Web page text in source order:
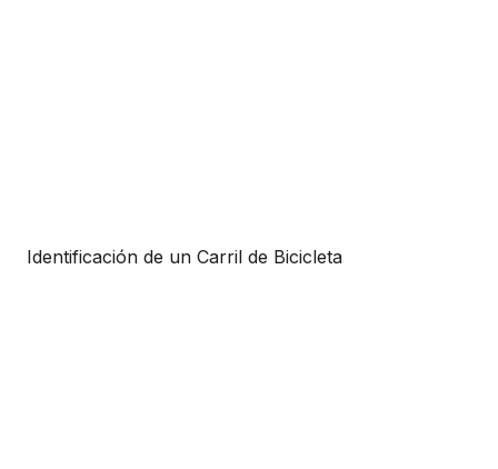
Identificación de un Carril de Bicicleta